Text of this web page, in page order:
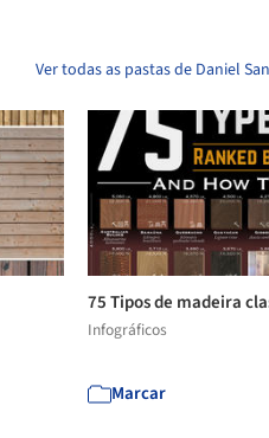
Ver todas as pastas de Daniel
75 Tipos de madeira
Infográficos
Marcar